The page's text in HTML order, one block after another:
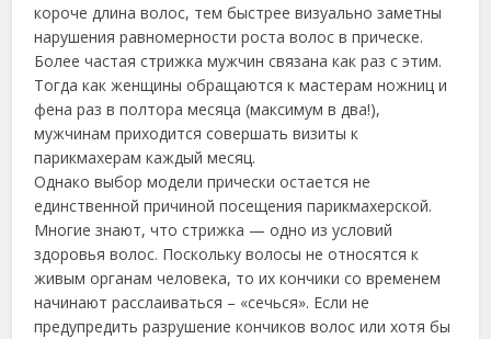
короче длина волос, тем быстрее визуально заметны
нарушения равномерности роста волос в прическе.
Более частая стрижка мужчин связана как раз с этим.
Тогда как женщины обращаются к мастерам ножниц и
фена раз в полтора месяца (максимум в два!),
мужчинам приходится совершать визиты к
парикмахерам каждый месяц.
Однако выбор модели прически остается не
единственной причиной посещения парикмахерской.
Многие знают, что стрижка — одно из условий
здоровья волос. Поскольку волосы не относятся к
живым органам человека, то их кончики со временем
начинают расслаиваться – «сечься». Если не
предупредить разрушение кончиков волос или хотя бы